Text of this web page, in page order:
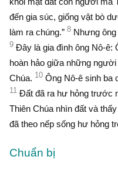
đến gia súc, giống vật bò
làm ra chúng.” 8 Nhưng
9 Ðây là gia đình ông Nô-ê:
hoàn hảo giữa những
Chúa. 10 Ông Nô-ê sinh ba
11 Ðất đã ra hư hỏng trước
Thiên Chúa nhìn đất và
đã theo nếp sống hư hỏng
Chuẩn bị